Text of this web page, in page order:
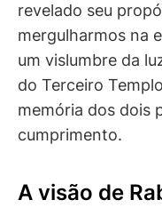
revelado seu
mergulharmos na
um vislumbre da
do Terceiro
memória dos dois
cumprimento.
A visão de